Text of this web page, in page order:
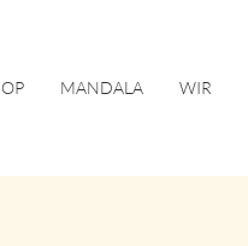
MANDALA WIR